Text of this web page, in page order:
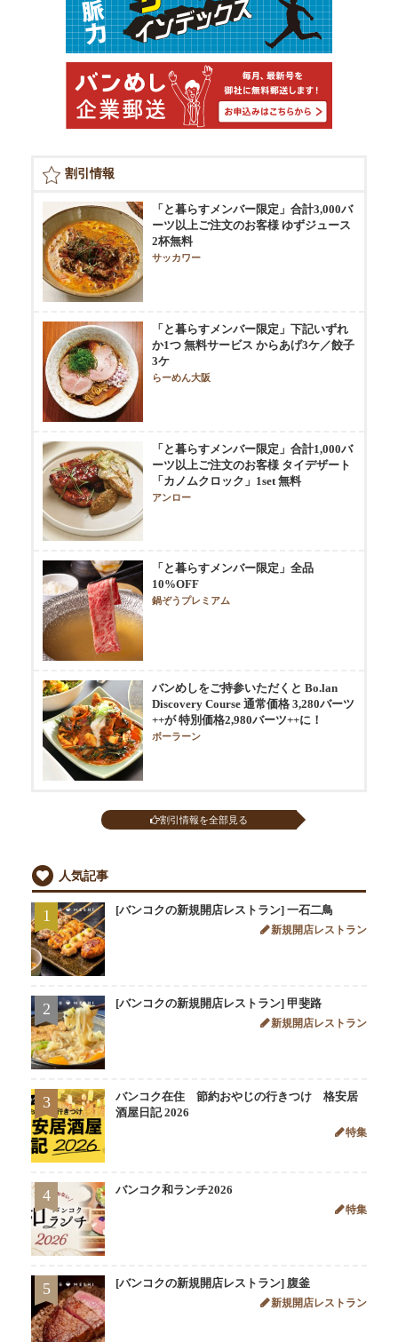
割引情報
「と暮らすメンバー限定」合計3,000バ
ーツ以上ご注文のお客様 ゆずジュース
2杯無料
サッカワー
「と暮らすメンバー限定」下記いずれ
か1つ 無料サービス からあげ3ケ／餃子
3ケ
らーめん大阪
「と暮らすメンバー限定」合計1,000バ
ーツ以上ご注文のお客様 タイデザート
「カノムクロック」1set 無料
アンロー
「と暮らすメンバー限定」全品
10%OFF
鍋ぞうプレミアム
バンめしをご持参いただくと Bo.lan
Discovery Course 通常価格 3,280バーツ
++が 特別価格2,980バーツ++に！
ボーラーン
割引情報を全部見る
人気記事
1 [バンコクの新規開店レストラン] 一石二鳥
新規開店レストラン
2 [バンコクの新規開店レストラン] 甲斐路
新規開店レストラン
3
バンコク在住 節約おやじの行きつけ 格安居
酒屋日記 2026
特集
4 バンコク和ランチ2026
特集
5 [バンコクの新規開店レストラン] 腹釜
新規開店レストラン